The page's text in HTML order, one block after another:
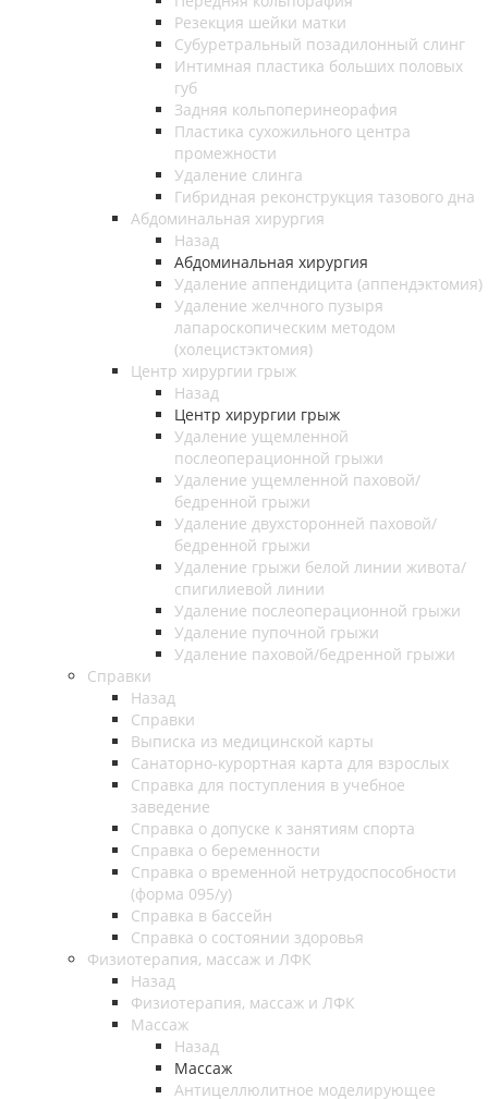
Резекция шейки матки
Субуретральный позадилонный слинг
Интимная пластика больших половых
губ
Задняя кольпоперинеорафия
Пластика сухожильного центра
промежности
Удаление слинга
Гибридная реконструкция тазового дна
Абдоминальная хирургия
Назад
Абдоминальная хирургия
Удаление аппендицита (аппендэктомия)
Удаление желчного пузыря
лапароскопическим методом
(холецистэктомия)
Центр хирургии грыж
Назад
Центр хирургии грыж
Удаление ущемленной
послеоперационной грыжи
Удаление ущемленной паховой/
бедренной грыжи
Удаление двухсторонней паховой/
бедренной грыжи
Удаление грыжи белой линии живота/
спигилиевой линии
Удаление послеоперационной грыжи
Удаление пупочной грыжи
Удаление паховой/бедренной грыжи
Справки
Назад
Справки
Выписка из медицинской карты
Санаторно-курортная карта для взрослых
Справка для поступления в учебное
заведение
Справка о допуске к занятиям спорта
Справка о беременности
Справка о временной нетрудоспособности
(форма 095/у)
Справка в бассейн
Справка о состоянии здоровья
Физиотерапия, массаж и ЛФК
Назад
Физиотерапия, массаж и ЛФК
Массаж
Назад
Массаж
Антицеллюлитное моделирующее